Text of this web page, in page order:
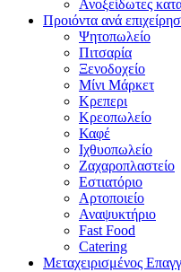
Ανοξείδωτες
Προιόντα ανά
Ψητοπωλείο
Πιτσαρία
Ξενοδοχείο
Μίνι Μάρκετ
Κρεπερι
Κρεοπωλείο
Καφέ
Ιχθυοπωλείο
Ζαχαροπλαστείο
Εστιατόριο
Αρτοποιείο
Αναψυκτήριο
Fast Food
Catering
Μεταχειρισμένος